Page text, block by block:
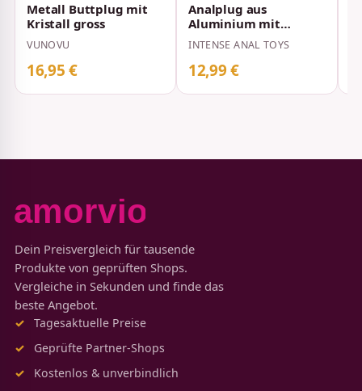
Metall Buttplug mit
Kristall gross
VUNOVU
16,95 €
Analplug aus
Aluminium mit
Blauem Kristall S 2,6 x
2,6 cm
INTENSE ANAL TOYS
12,99 €
Dein Preisvergleich für tausende
Produkte von geprüften Shops.
Vergleiche in Sekunden und finde das
beste Angebot.
Tagesaktuelle Preise
Geprüfte Partner-Shops
Kostenlos & unverbindlich